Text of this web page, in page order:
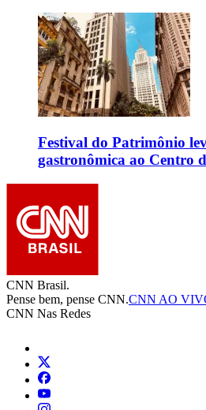
Festival do Patrimônio
gastronômica ao Centro
CNN Brasil.
Pense bem, pense CNN.CNN AO
CNN Nas Redes